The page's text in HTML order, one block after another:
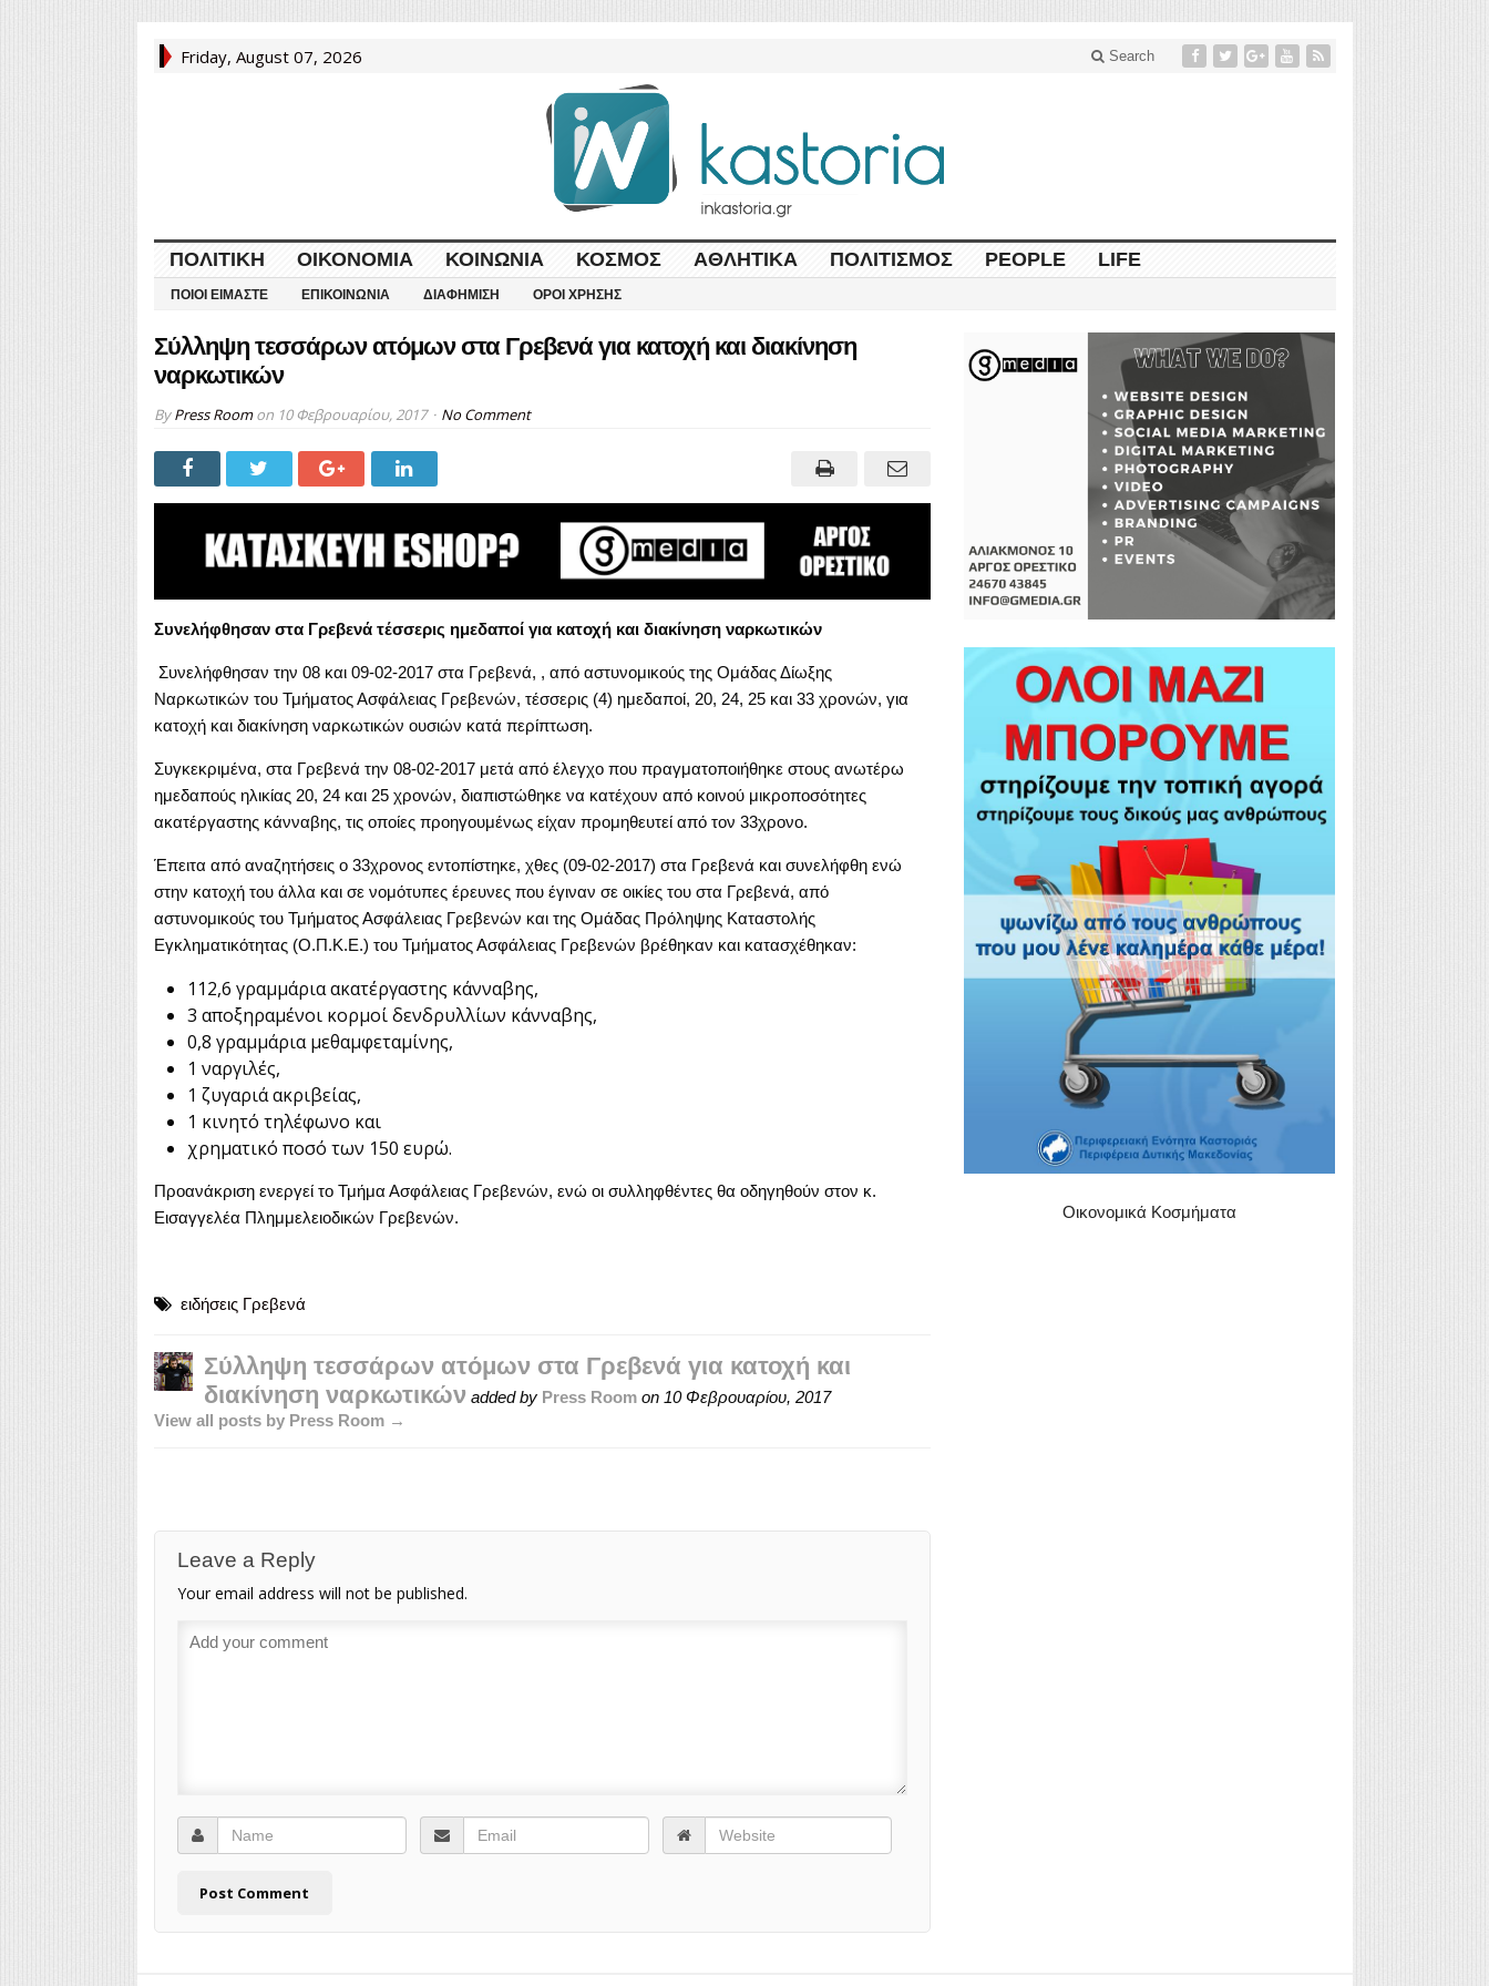
Friday, August 07, 2026 Search
ΠΟΛΙΤΙΚΉ ΟΙΚΟΝΟΜΊΑ ΚΟΙΝΩΝΊΑ ΚΌΣΜΟΣ ΑΘΛΗΤΙΚΆ ΠΟΛΙΤΙΣΜΌΣ PEOPLE LIFE
ΠΟΙΟΙ ΕΊΜΑΣΤΕ ΕΠΙΚΟΙΝΩΝΊΑ ΔΙΑΦΉΜΙΣΗ ΌΡΟΙ ΧΡΉΣΗΣ
Σύλληψη τεσσάρων ατόμων στα Γρεβενά για κατοχή και διακίνηση
ναρκωτικών
ByPress Roomon 10 Φεβρουαρίου, 2017 No Comment
Συνελήφθησαν στα Γρεβενά τέσσερις ημεδαποί για κατοχή και διακίνηση ναρκωτικών
Συνελήφθησαν την 08 και 09-02-2017 στα Γρεβενά, , από αστυνομικούς της Ομάδας Δίωξης
Ναρκωτικών του Τμήματος Ασφάλειας Γρεβενών, τέσσερις (4) ημεδαποί, 20, 24, 25 και 33 χρονών, για
κατοχή και διακίνηση ναρκωτικών ουσιών κατά περίπτωση.
Συγκεκριμένα, στα Γρεβενά την 08-02-2017 μετά από έλεγχο που πραγματοποιήθηκε στους ανωτέρω
ημεδαπούς ηλικίας 20, 24 και 25 χρονών, διαπιστώθηκε να κατέχουν από κοινού μικροποσότητες
ακατέργαστης κάνναβης, τις οποίες προηγουμένως είχαν προμηθευτεί από τον 33χρονο.
Έπειτα από αναζητήσεις ο 33χρονος εντοπίστηκε, χθες (09-02-2017) στα Γρεβενά και συνελήφθη ενώ
στην κατοχή του άλλα και σε νομότυπες έρευνες που έγιναν σε οικίες του στα Γρεβενά, από
αστυνομικούς του Τμήματος Ασφάλειας Γρεβενών και της Ομάδας Πρόληψης Καταστολής
Εγκληματικότητας (Ο.Π.Κ.Ε.) του Τμήματος Ασφάλειας Γρεβενών βρέθηκαν και κατασχέθηκαν:
112,6 γραμμάρια ακατέργαστης κάνναβης,
3 αποξηραμένοι κορμοί δενδρυλλίων κάνναβης,
0,8 γραμμάρια μεθαμφεταμίνης,
1 ναργιλές,
1 ζυγαριά ακριβείας,
1 κινητό τηλέφωνο και
χρηματικό ποσό των 150 ευρώ.
Προανάκριση ενεργεί το Τμήμα Ασφάλειας Γρεβενών, ενώ οι συλληφθέντες θα οδηγηθούν στον κ.
Εισαγγελέα Πλημμελειοδικών Γρεβενών.
ειδήσεις Γρεβενά
Σύλληψη τεσσάρων ατόμων στα Γρεβενά για κατοχή και
διακίνηση ναρκωτικών added by Press Roomon 10 Φεβρουαρίου, 2017
View all posts by Press Room →
Leave a Reply
Your email address will not be published.
Οικονομικά Κοσμήματα